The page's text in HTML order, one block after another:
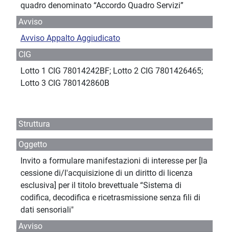
quadro denominato “Accordo Quadro Servizi”
Avviso
Avviso Appalto Aggiudicato
CIG
Lotto 1 CIG 78014242BF; Lotto 2 CIG 7801426465;
Lotto 3 CIG 780142860B
Struttura
Oggetto
Invito a formulare manifestazioni di interesse per [la
cessione di/l'acquisizione di un diritto di licenza
esclusiva] per il titolo brevettuale “Sistema di
codifica, decodifica e ricetrasmissione senza fili di
dati sensoriali"
Avviso